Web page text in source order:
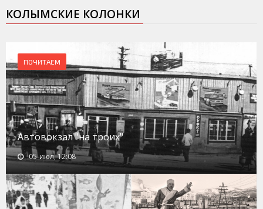
КОЛЫМСКИЕ КОЛОНКИ
ПОЧИТАЕМ
Автовокзал "на троих"
05-июл, 12:08